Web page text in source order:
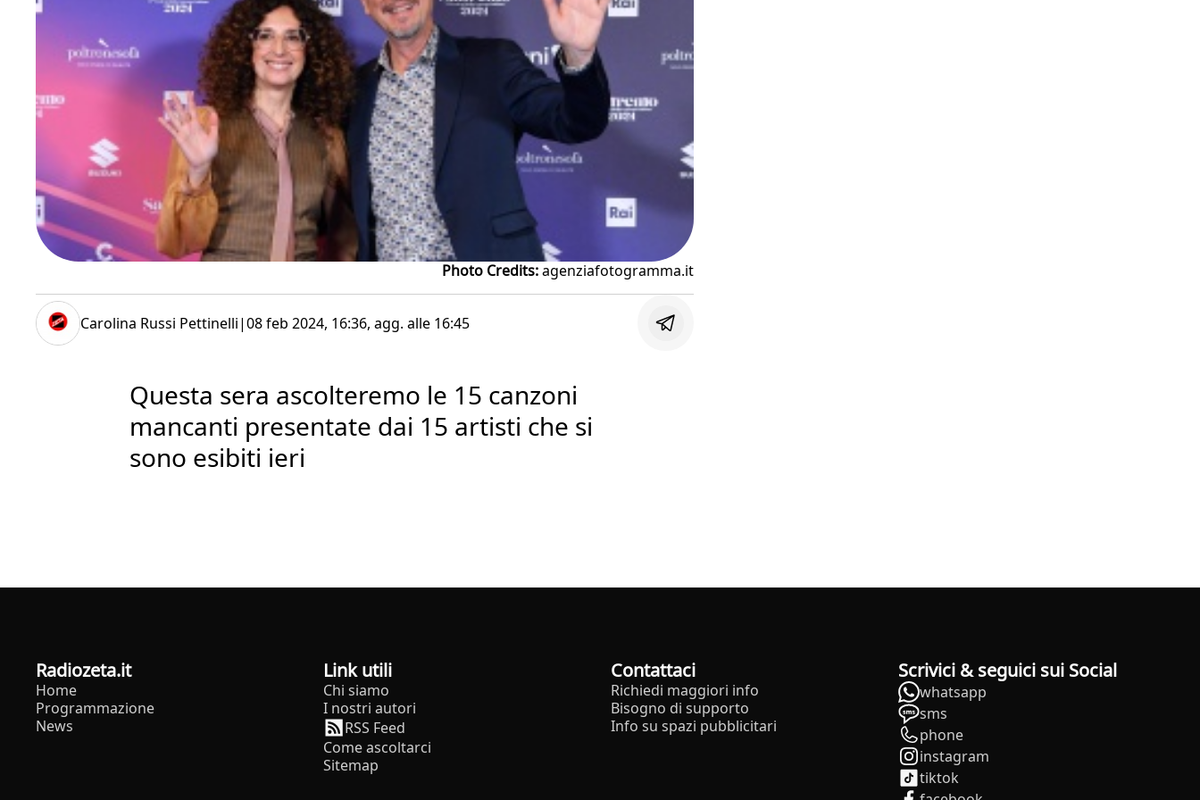
Photo Credits:agenziafotogramma.it
Carolina Russi Pettinelli|08 feb 2024, 16:36, agg. alle 16:45
Questa sera ascolteremo le 15 canzoni
mancanti presentate dai 15 artisti che si
sono esibiti ieri
radiozeta.it
Home
Programmazione
News
Link utili
Chi siamo
I nostri autori
RSS Feed
Come ascoltarci
Sitemap
Contattaci
Richiedi maggiori info
Bisogno di supporto
Info su spazi pubblicitari
Scrivici & seguici sui Social
whatsapp
sms
phone
instagram
tiktok